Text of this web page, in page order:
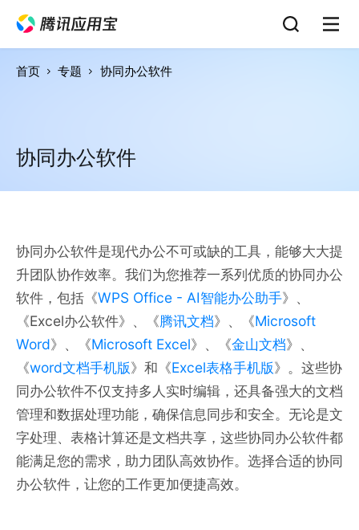
首页 专题 协同办公软件
协同办公软件
协同办公软件是现代办公不可或缺的工具，能够大大提
升团队协作效率。我们为您推荐一系列优质的协同办公
软件，包括《WPS Office - AI智能办公助手》、
《Excel办公软件》、《腾讯文档》、《Microsoft
Word》、《Microsoft Excel》、《金山文档》、
《word文档手机版》和《Excel表格手机版》。这些协
同办公软件不仅支持多人实时编辑，还具备强大的文档
管理和数据处理功能，确保信息同步和安全。无论是文
字处理、表格计算还是文档共享，这些协同办公软件都
能满足您的需求，助力团队高效协作。选择合适的协同
办公软件，让您的工作更加便捷高效。